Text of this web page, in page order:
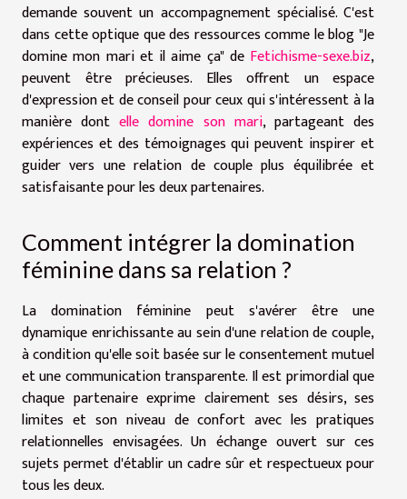
demande souvent un accompagnement spécialisé. C'est
dans cette optique que des ressources comme le blog "Je
domine mon mari et il aime ça" de Fetichisme-sexe.biz,
peuvent être précieuses. Elles offrent un espace
d'expression et de conseil pour ceux qui s'intéressent à la
manière dontelle domine son mari, partageant des
expériences et des témoignages qui peuvent inspirer et
guider vers une relation de couple plus équilibrée et
satisfaisante pour les deux partenaires.
Comment intégrer la domination
féminine dans sa relation ?
La domination féminine peut s'avérer être une
dynamique enrichissante au sein d'une relation de couple,
à condition qu'elle soit basée sur le consentement mutuel
et une communication transparente. Il est primordial que
chaque partenaire exprime clairement ses désirs, ses
limites et son niveau de confort avec les pratiques
relationnelles envisagées. Un échange ouvert sur ces
sujets permet d'établir un cadre sûr et respectueux pour
tous les deux.